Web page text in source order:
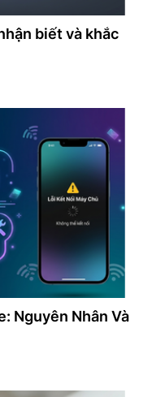
biết và khắc
Nguyên Nhân Và